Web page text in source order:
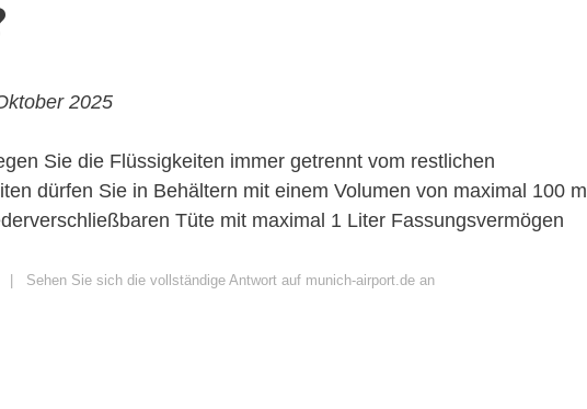
2025
Sie die Flüssigkeiten immer getrennt vom restlichen
dürfen Sie in Behältern mit einem Volumen von maximal 100 ml
Tüte mit maximal 1 Liter Fassungsvermögen
Sehen Sie sich die vollständige Antwort auf munich-airport.de an